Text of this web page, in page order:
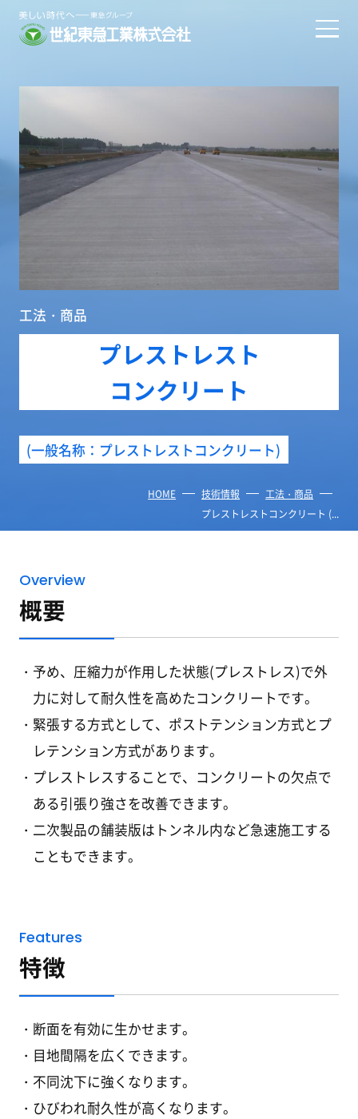
工法・商品
プレストレスト
コンクリート
(一般名称：プレストレストコンクリート)
HOME 技術情報
工法・商品
プレストレスト コンクリート (...
Overview
概要
予め、圧縮力が作用した状態(プレストレス)で外
力に対して耐久性を高めたコンクリートです。
緊張する方式として、ポストテンション方式とプ
レテンション方式があります。
プレストレスすることで、コンクリートの欠点で
ある引張り強さを改善できます。
二次製品の舗装版はトンネル内など急速施工する
こともできます。
Features
特徴
断面を有効に生かせます。
目地間隔を広くできます。
不同沈下に強くなります。
ひびわれ耐久性が高くなります。